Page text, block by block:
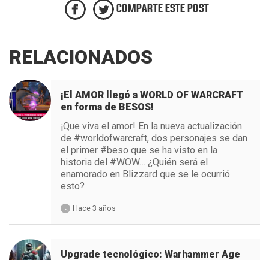
COMPARTE ESTE POST
RELACIONADOS
¡El AMOR llegó a WORLD OF WARCRAFT
en forma de BESOS!
¡Que viva el amor! En la nueva actualización
de #worldofwarcraft, dos personajes se dan
el primer #beso que se ha visto en la
historia del #WOW… ¿Quién será el
enamorado en Blizzard que se le ocurrió
esto?
Hace 3 años
Upgrade tecnológico: Warhammer Age